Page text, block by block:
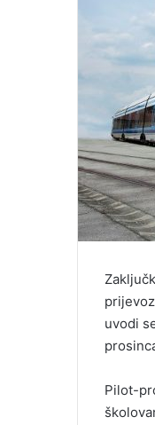
uvodi
Pilot-